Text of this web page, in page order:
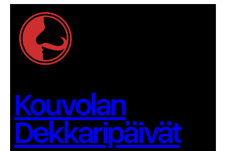
sisältöön
Kouvolan
Dekkaripäivät